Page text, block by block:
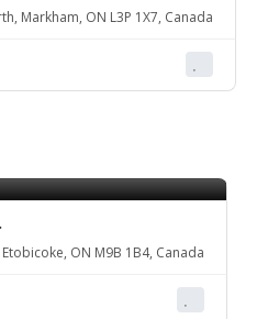
Markham, ON L3P 1X7, Canada
ON M9B 1B4, Canada